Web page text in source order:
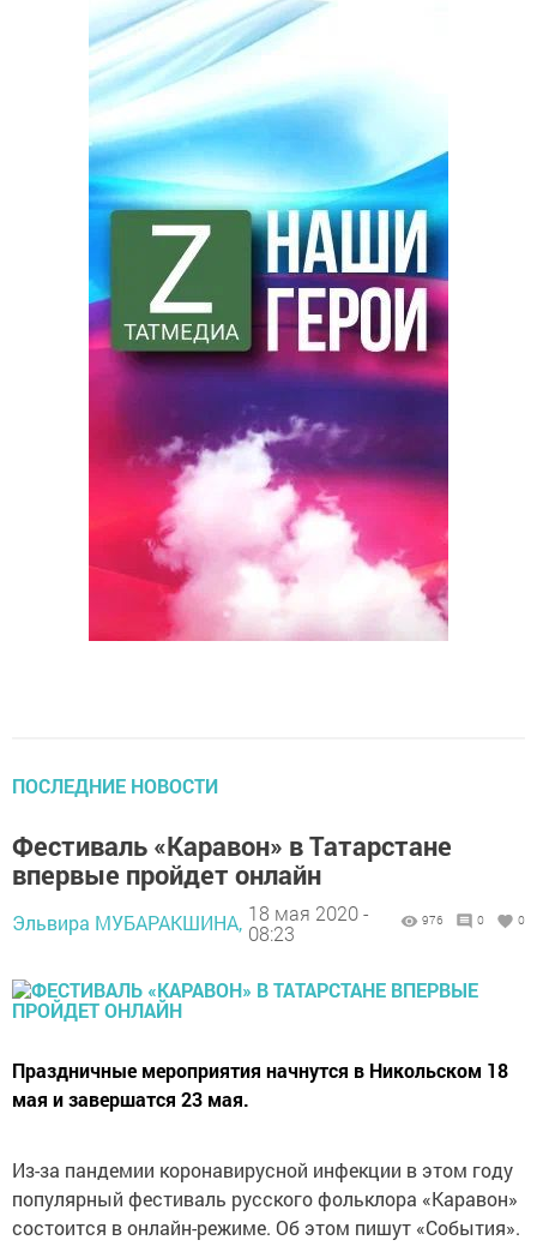
ПОСЛЕДНИЕ НОВОСТИ
Фестиваль «Каравон» в Татарстане
впервые пройдет онлайн
Эльвира МУБАРАКШИНА, 18 мая 2020 -
08:23
976 0 0
Праздничные мероприятия начнутся в Никольском 18
мая и завершатся 23 мая.
Из-за пандемии коронавирусной инфекции в этом году
популярный фестиваль русского фольклора «Каравон»
состоится в онлайн-режиме. Об этом пишут «События».